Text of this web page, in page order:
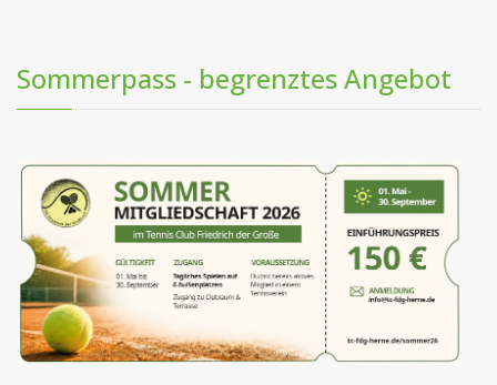
Sommerpass - begrenztes Angebot